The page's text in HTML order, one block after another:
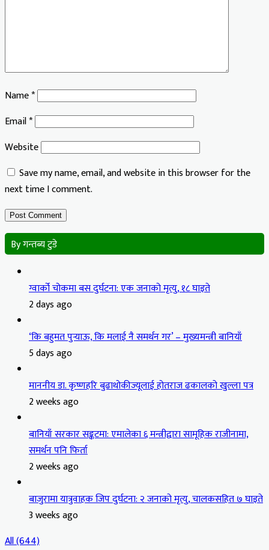
Name*
Email*
Website
Save my name, email, and website in this browser for the
next time I comment.
By गन्तब्य टुडे
ग्वार्को चोकमा बस दुर्घटना: एक जनाको मृत्यु, १८ घाइते
2 days ago
‘कि बहुमत पुर्‍याऊ, कि मलाई नै समर्थन गर’ – मुख्यमन्त्री बानियाँ
5 days ago
माननीय डा. कृष्णहरि बुढाथोकीज्यूलाई होतराज ढकालको खुल्ला पत्र
2 weeks ago
बानियाँ सरकार सङ्कटमा: एमालेका ६ मन्त्रीद्वारा सामूहिक राजीनामा,
समर्थन पनि फिर्ता
2 weeks ago
बाजुरामा यात्रुवाहक जिप दुर्घटना: २ जनाको मृत्यु, चालकसहित ७ घाइते
3 weeks ago
All (644)